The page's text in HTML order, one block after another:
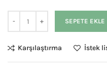
SEPETE EKLE
Karşılaştırma İstek